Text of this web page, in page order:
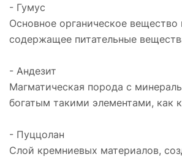
- Гумус
Основное органическое вещество
содержащее питательные
- Андезит
Магматическая порода с
богатым такими элементами, как
- Пуццолан
Слой кремниевых материалов,